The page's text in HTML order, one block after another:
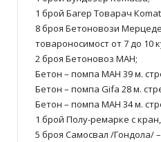
1 брой Багер Товарач
8 броя Бетоновози
товароносимост от 7 до 10
2 броя Бетоновоз МАН;
Бетон – помпа МАН 39 м.
Бетон – помпа Gifa 28 м.
Бетон – помпа МАН 34 м.
1 брой Полу-ремарке с
5 броя Самосвал /Гондола/